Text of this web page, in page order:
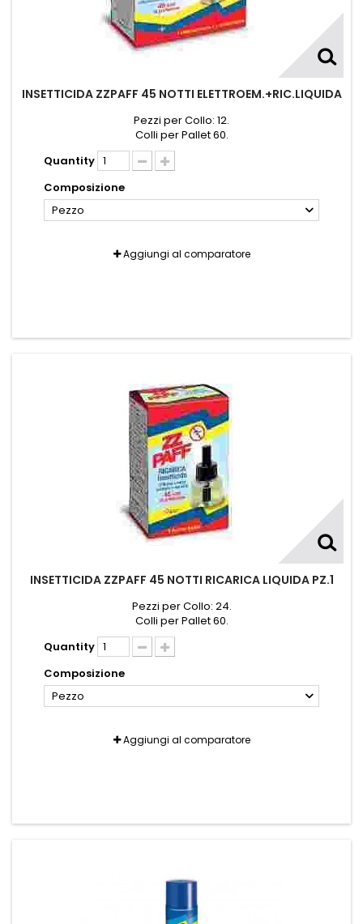
INSETTICIDA ZZPAFF 45 NOTTI ELETTROEM.+RIC.LIQUIDA
Pezzi per Collo: 12.
Colli per Pallet 60.
Quantity
Composizione
Pezzo
Aggiungi al comparatore
INSETTICIDA ZZPAFF 45 NOTTI RICARICA LIQUIDA PZ.1
Pezzi per Collo: 24.
Colli per Pallet 60.
Quantity
Composizione
Pezzo
Aggiungi al comparatore